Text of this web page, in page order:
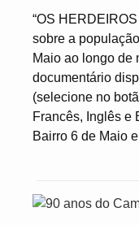
“OS
sobre a
Maio ao longo
documentário
(selecione no
Francês, Inglês e
Bairro 6 de Maio